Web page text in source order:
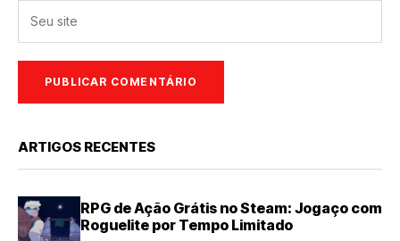
ARTIGOS RECENTES
RPG de Ação Grátis no Steam: Jogaço com
Roguelite por Tempo Limitado